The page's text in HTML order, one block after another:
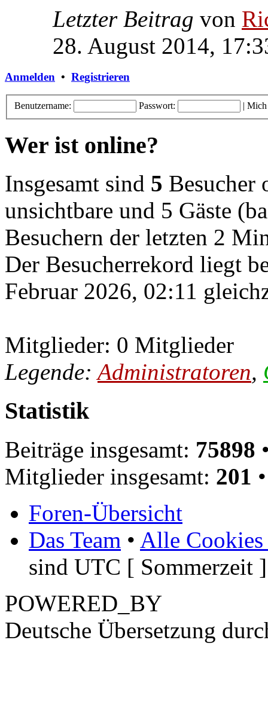
Letzter Beitrag von
28. August 2014,
Anmelden • Registrieren
Benutzername: Passwort: | Mich
Wer ist online?
Insgesamt sind 5 Besucher
unsichtbare und 5 Gäste
Besuchern der letzten 2
Der Besucherrekord liegt
Februar 2026, 02:11
Mitglieder: 0 Mitglieder
Legende:Administratoren,
Statistik
Beiträge insgesamt: 75898
Mitglieder insgesamt: 201
Foren-Übersicht
Das Team • Alle Cookies
sind UTC [ Sommerzeit ]
POWERED_BY
Deutsche Übersetzung